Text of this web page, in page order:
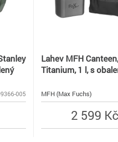
005
Lahev MFH Canteen,
Titanium, 1 l, s
MFH (Max Fuchs)
2 599 Kč